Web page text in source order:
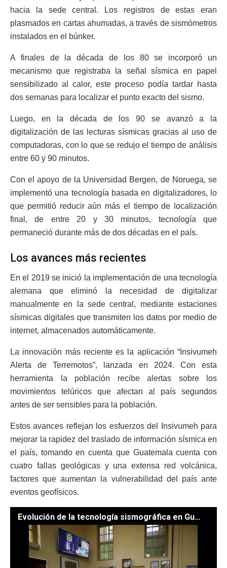
hacia la sede central. Los registros de estas eran
plasmados en cartas ahumadas, a través de sismómetros
instalados en el búnker.
A finales de la década de los 80 se incorporó un
mecanismo que registraba la señal sísmica en papel
sensibilizado al calor, este proceso podía tardar hasta
dos semanas para localizar el punto exacto del sismo.
Luego, en la década de los 90 se avanzó a la
digitalización de las lecturas sísmicas gracias al uso de
computadoras, con lo que se redujo el tiempo de análisis
entre 60 y 90 minutos.
Con el apoyo de la Universidad Bergen, de Noruega, se
implementó una tecnología basada en digitalizadores, lo
que permitió reducir aún más el tiempo de localización
final, de entre 20 y 30 minutos, tecnología que
permaneció durante más de dos décadas en el país.
Los avances más recientes
En el 2019 se inició la implementación de una tecnología
alemana que eliminó la necesidad de digitalizar
manualmente en la sede central, mediante estaciones
sísmicas digitales que transmiten los datos por medio de
internet, almacenados automáticamente.
La innovación más reciente es la aplicación “Insivumeh
Alerta de Terremotos”, lanzada en 2024. Con esta
herramienta la población recibe alertas sobre los
movimientos telúricos que afectan al país segundos
antes de ser sensibles para la población.
Estos avances reflejan los esfuerzos del Insivumeh para
mejorar la rapidez del traslado de información sísmica en
el país, tomando en cuenta que Guatemala cuenta con
cuatro fallas geológicas y una extensa red volcánica,
factores que aumentan la vulnerabilidad del país ante
eventos geofísicos.
Evolución de la tecnología sismográfica en Guatemala./Foto: Gilber García.